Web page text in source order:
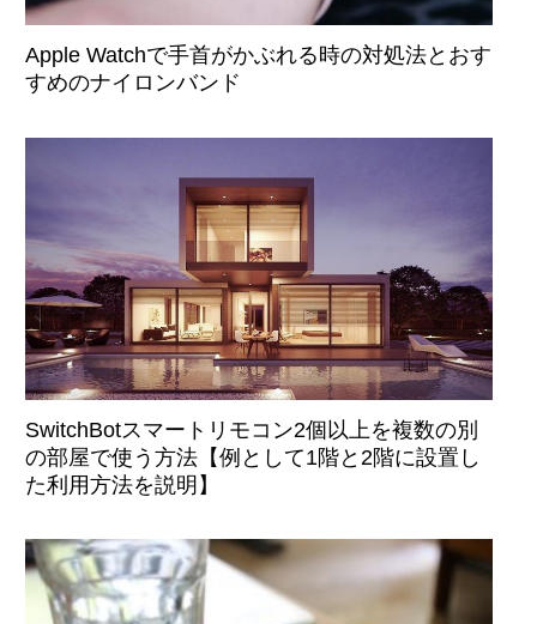
Apple Watchで手首がかぶれる時の対処法とおす
すめのナイロンバンド
SwitchBotスマートリモコン2個以上を複数の別
の部屋で使う方法【例として1階と2階に設置し
た利用方法を説明】